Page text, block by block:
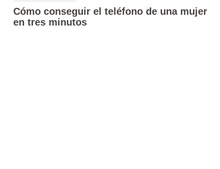
Cómo conseguir el teléfono de una mujer
en tres minutos